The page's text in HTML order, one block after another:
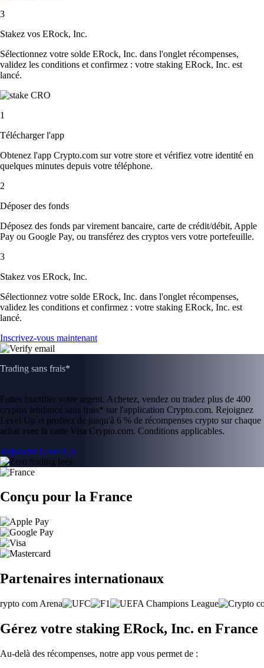
3
Stakez vos ERock, Inc.
Sélectionnez votre solde ERock, Inc. dans l'onglet récompenses,
validez les conditions et confirmez : votre staking ERock, Inc. est
lancé.
1
Télécharger l'app
Obtenez l'app Crypto.com sur votre store et vérifiez votre identité en
quelques minutes depuis votre téléphone.
2
Déposer des fonds
Déposez des fonds par virement bancaire, carte de crédit/débit, Apple
Pay ou Google Pay, ou transférez des cryptos vers votre portefeuille.
3
Stakez vos ERock, Inc.
Sélectionnez votre solde ERock, Inc. dans l'onglet récompenses,
validez les conditions et confirmez : votre staking ERock, Inc. est
lancé.
Inscrivez-vous maintenant
Trading sans frais*
Faites fructifier votre argent. Achetez, vendez ou tradez plus de 400
cryptos tendance sans frais* sur l'application Crypto.com. Rejoignez
Level Up et profitez de jusqu'à 6 % de récompenses crypto sur chaque
achat avec la carte Visa Crypto.com. Conditions applicables.
Rejoindre Level Up
Conçu pour la France
Partenaires internationaux
Gérez votre staking ERock, Inc. en France
Au-delà des récompenses, notre app vous permet de :